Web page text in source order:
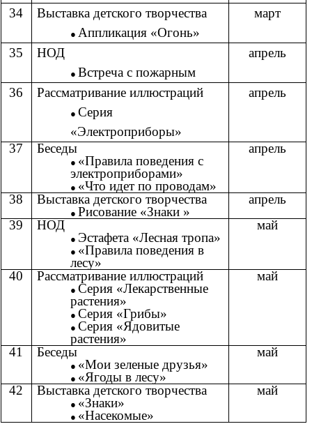
34
Выставка детского творчества
Аппликация «Огонь»
март
35
НОД
Встреча с пожарным
апрель
36
Рассматривание иллюстраций
Серия
«Электроприборы»
апрель
37
Беседы
«Правила поведения с
электроприборами»
«Что идет по проводам»
апрель
38
Выставка детского творчества
Рисование «Знаки »
апрель
39
НОД
Эстафета «Лесная тропа»
«Правила поведения в
лесу»
май
40
Рассматривание иллюстраций
Серия «Лекарственные
растения»
Серия «Грибы»
Серия «Ядовитые
растения»
май
41
Беседы
«Мои зеленые друзья»
«Ягоды в лесу»
май
42
Выставка детского творчества
«Знаки»
«Насекомые»
май